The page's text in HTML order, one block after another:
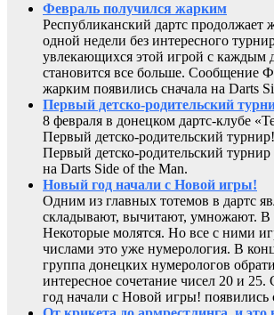
Февраль получился жарким
Республиканский дартс продолжает
одной недели без интересного
увлекающихся этой игрой с каждым
становится все больше. Сообщение
жарким появились сначала на Darts
Первый детско-родительский
8 февраля в донецком дартс-клубе
Первый детско-родительский
Первый детско-родительский турнир
на Darts Side of the Man.
Новый год начали с Новой игры!
Одним из главных тотемов в дартс
складывают, вычитают, умножают. В
Некоторые молятся. Но все с ними
числами это уже нумерология. В
группа донецких нумерологов
интересное сочетание чисел 20 и
год начали с Новой игры!